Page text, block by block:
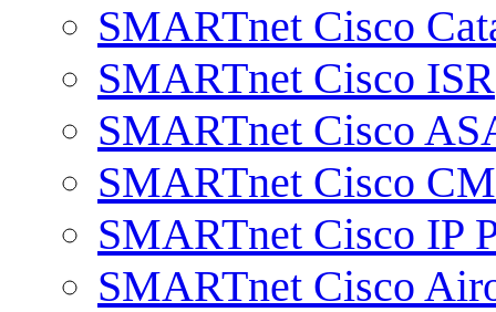
SMARTnet Cisco
SMARTnet Cisco ISR
SMARTnet Cisco
SMARTnet Cisco
SMARTnet Cisco IP
SMARTnet Cisco